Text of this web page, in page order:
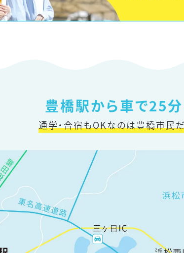
豊橋駅から車で25
通学・合宿もOKなのは豊橋市民